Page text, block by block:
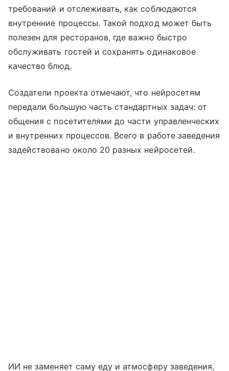
требований и отслеживать, как соблюдаются
внутренние процессы. Такой подход может быть
полезен для ресторанов, где важно быстро
обслуживать гостей и сохранять одинаковое
качество блюд.
Создатели проекта отмечают, что нейросетям
передали большую часть стандартных задач: от
общения с посетителями до части управленческих
и внутренних процессов. Всего в работе заведения
задействовано около 20 разных нейросетей.
ИИ не заменяет саму еду и атмосферу заведения,